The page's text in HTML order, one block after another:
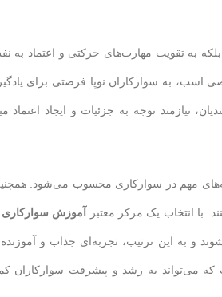
به تقویت مهارت‌های حرکتی و اعتماد به
اسب، به سوارکاران نوپا فرصتی برای
نیازمند توجه به جزئیات و ایجاد اعتماد
مهم در سوارکاری محسوب می‌شود.
با انتخاب یک مرکز معتبر آموزش سوارکاری
و به این ترتیب، تجربه‌ای جذاب و آموزنده
می‌تواند به رشد و پیشرفت سوارکاران